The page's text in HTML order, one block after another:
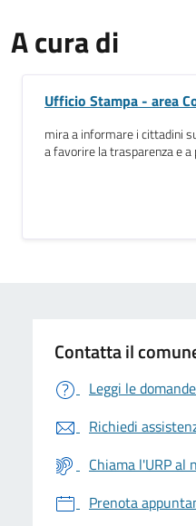
A cura di
Ufficio Stampa - area
mira a informare i cittadini
a favorire la trasparenza e
Contatta il
Leggi le
Richiedi
Chiama l'URP
Prenota